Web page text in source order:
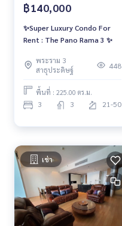
฿140,000
✨Super Luxury Condo For
Rent : The Pano Rama 3 ✨
พระราม 3
สาธุประดิษฐ์
448
พื้นที่ : 225.00 ตร.ม.
3 3 21-50
เช่า